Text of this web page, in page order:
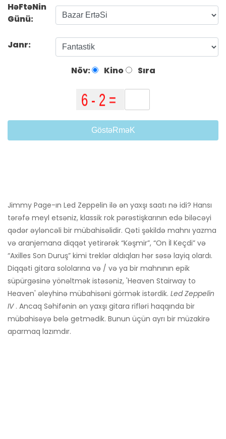
HəFtəNin
Günü:
Janr:
Növ: Kino Sıra
GöstəRməK
Jimmy Page-ın Led Zeppelin ilə ən yaxşı saatı nə idi? Hansı
tərəfə meyl etsəniz, klassik rok pərəstişkarının edə biləcəyi
qədər əyləncəli bir mübahisəlidir. Qəti şəkildə mahnı yazma
və aranjemana diqqət yetirərək “Kəşmir”, “On İl Keçdi” və
“Axilles Son Duruş” kimi treklər aldıqları hər səsə layiq olardı.
Diqqəti gitara sololarına və / və ya bir mahnının epik
süpürgəsinə yönəltmək istəsəniz, 'Heaven Stairway to
Heaven' əleyhinə mübahisəni görmək istərdik. Led Zeppelin
IV . Ancaq Səhifənin ən yaxşı gitara rifləri haqqında bir
mübahisəyə belə getmədik. Bunun üçün ayrı bir müzakirə
aparmaq lazımdır.